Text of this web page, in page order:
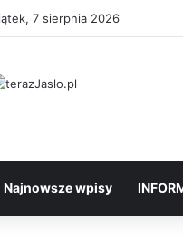
7 sierpnia 2026
Najnowsze wpisy